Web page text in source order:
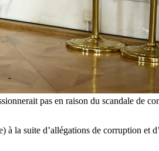
pas en raison du scandale
la suite d’allégations de corruption et